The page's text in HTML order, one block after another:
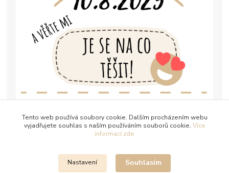
Tento web používá soubory cookie. Dalším procházením webu
vyjadřujete souhlas s naším používáním souborů cookie. Více
informací zde
Nastavení Souhlasím